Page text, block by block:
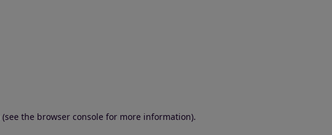
(see the browser console for more information).